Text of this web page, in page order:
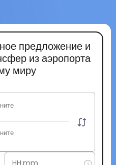
предложение и
из аэропорта
миру